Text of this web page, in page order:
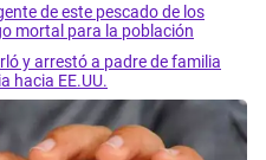
de este pescado de los
mortal para la población
y arrestó a padre de familia
hacia EE.UU.